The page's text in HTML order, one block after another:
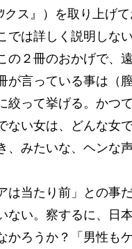
クス』）を取り上げ
では詳しく説明しな
の２冊のおかげで、
が言っている事は（
絞って挙げる。かつ
ない女は、どんな
、みたいな、ヘンな
は当たり前」との事
ない。察するに、日
かろうか？「男性も